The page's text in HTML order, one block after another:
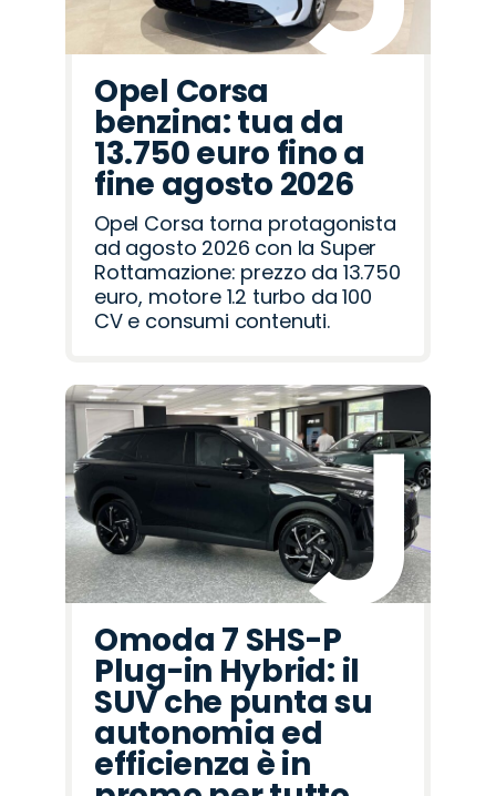
Opel Corsa
benzina: tua da
13.750 euro fino a
fine agosto 2026
Opel Corsa torna protagonista
ad agosto 2026 con la Super
Rottamazione: prezzo da 13.750
euro, motore 1.2 turbo da 100
CV e consumi contenuti.
Omoda 7 SHS-P
Plug-in Hybrid: il
SUV che punta su
autonomia ed
efficienza è in